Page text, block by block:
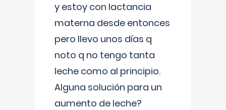
y estoy con lactancia
materna desde entonces
pero llevo unos días q
noto q no tengo tanta
leche como al principio.
Alguna solución para un
aumento de leche?